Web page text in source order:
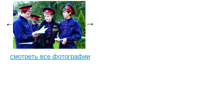
смотреть все фотографии